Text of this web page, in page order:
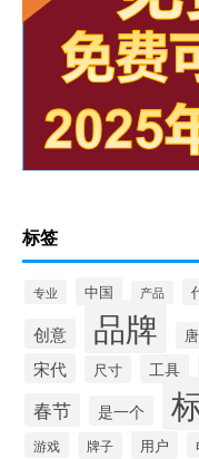
标签
专业 中国 产品
创意 品牌
宋代 尺寸 工具
春节 是一个
游戏 牌子 用户